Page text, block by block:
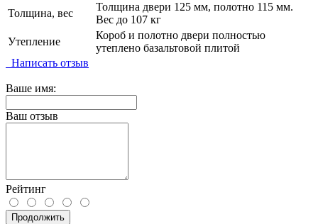
Толщина, вес
Толщина двери 125 мм, полотно 115 мм.
Вес до 107 кг
Утепление
Короб и полотно двери полностью
утеплено базальтовой плитой
Написать отзыв
Ваше имя:
Ваш отзыв
Рейтинг
Продолжить